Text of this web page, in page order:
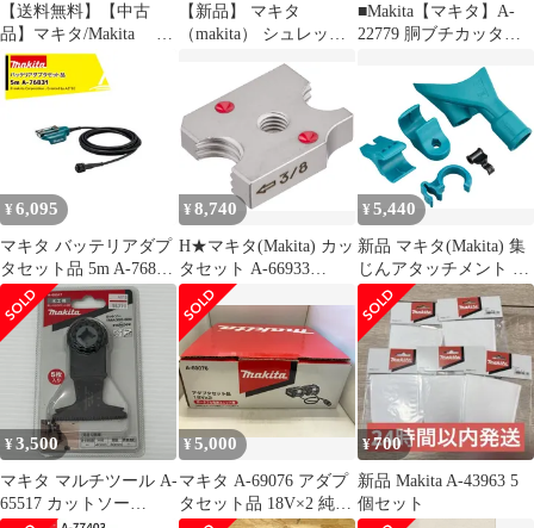
【送料無料】【中古
品】マキタ/Makita A-
75079 角度変更アタ
ッチメント【ハンズク
ラフト島根出雲】
【新品】 マキタ
（makita） シュレッダ
品 A-75574
■Makita【マキタ】A-
22779 胴ブチカッタ
¥ 6,095
マキタ バッテリアダプ
タセット品 5m A-76831
適用モデル：UP180D
¥8,740
H★マキタ(Makita) カッ
タセット A-66933
dfa2136e
¥5,440
新品 マキタ(Makita) 集
じんアタッチメント A-
66444
¥3,500
マキタ マルチツール A-
65517 カットソー
¥5,000
マキタ A-69076 アダプ
タセット品 18V×2 純正
¥700
新品 Makita A-43963 5
個セット